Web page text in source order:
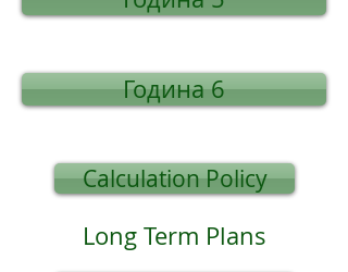
Година 6
Calculation Policy
Long Term Plans